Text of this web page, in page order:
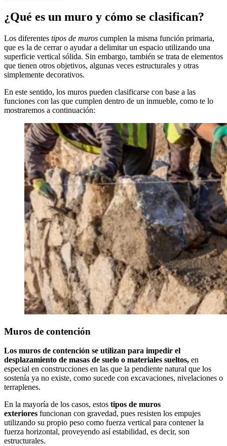
¿Qué es un muro y cómo se clasifican?
Los diferentes tipos de muros cumplen la misma función primaria,
que es la de cerrar o ayudar a delimitar un espacio utilizando una
superficie vertical sólida. Sin embargo, también se trata de elementos
que tienen otros objetivos, algunas veces estructurales y otras
simplemente decorativos.
En este sentido, los muros pueden clasificarse con base a las
funciones con las que cumplen dentro de un inmueble, como te lo
mostraremos a continuación:
Muros de contención
Los muros de contención se utilizan para impedir el
desplazamiento de masas de suelo o materiales sueltos, en
especial en construcciones en las que la pendiente natural que los
sostenía ya no existe, como sucede con excavaciones, nivelaciones o
terraplenes.
En la mayoría de los casos, estos tipos de muros
exteriores funcionan con gravedad, pues resisten los empujes
utilizando su propio peso como fuerza vertical para contener la
fuerza horizontal, proveyendo así estabilidad, es decir, son
estructurales.